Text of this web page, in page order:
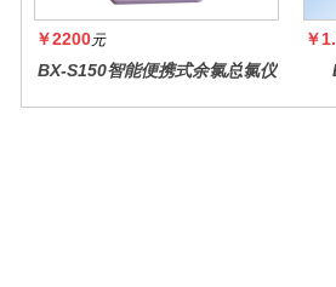
￥2200元
BX-S150智能便携式余氯总氯仪
￥